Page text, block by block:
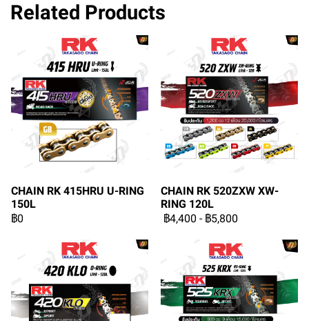
Related Products
CHAIN RK 415HRU U-RING
150L
฿0
CHAIN RK 520ZXW XW-
RING 120L
฿4,400 - ฿5,800